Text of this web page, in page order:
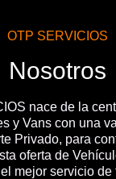
OTP SERVICIOS
Nosotros
nace de la
y Vans con una
Privado, para
oferta de
mejor servicio de